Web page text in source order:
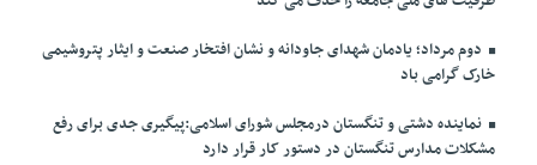
دوم مرداد؛ یادمان شهدای جاودانه و نشان افتخار صنعت و ایثار پتروشیمی
خارک گرامی باد
نماینده دشتی و تنگستان درمجلس شورای اسلامی:پیگیری جدی برای رفع
مشکلات مدارس تنگستان در دستور کار قرار دارد